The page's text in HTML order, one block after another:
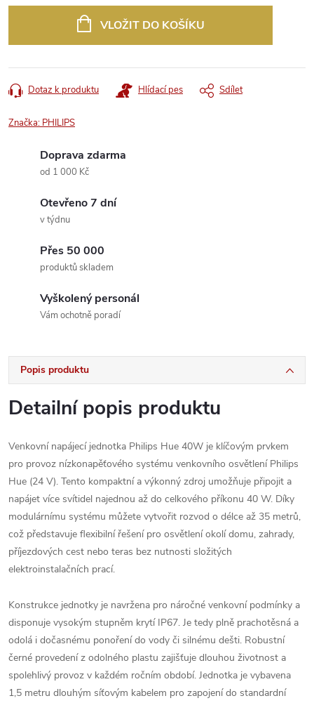
VLOŽIT DO KOŠÍKU
Dotaz k produktu Hlídací pes Sdílet
Značka: PHILIPS
Doprava zdarma
od 1 000 Kč
Otevřeno 7 dní
v týdnu
Přes 50 000
produktů skladem
Vyškolený personál
Vám ochotně poradí
Popis produktu
Detailní popis produktu
Venkovní napájecí jednotka Philips Hue 40W je klíčovým prvkem
pro provoz nízkonapěťového systému venkovního osvětlení Philips
Hue (24 V). Tento kompaktní a výkonný zdroj umožňuje připojit a
napájet více svítidel najednou až do celkového příkonu 40 W. Díky
modulárnímu systému můžete vytvořit rozvod o délce až 35 metrů,
což představuje flexibilní řešení pro osvětlení okolí domu, zahrady,
příjezdových cest nebo teras bez nutnosti složitých
elektroinstalačních prací.
Konstrukce jednotky je navržena pro náročné venkovní podmínky a
disponuje vysokým stupněm krytí IP67. Je tedy plně prachotěsná a
odolá i dočasnému ponoření do vody či silnému dešti. Robustní
černé provedení z odolného plastu zajišťuje dlouhou životnost a
spolehlivý provoz v každém ročním období. Jednotka je vybavena
1,5 metru dlouhým síťovým kabelem pro zapojení do standardní